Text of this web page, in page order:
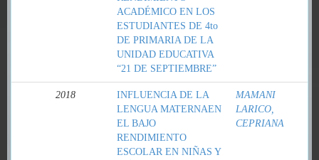
ACADÉMICO EN LOS
ESTUDIANTES DE 4to
DE PRIMARIA DE LA
UNIDAD EDUCATIVA
“21 DE SEPTIEMBRE”
2018
INFLUENCIA DE LA
LENGUA MATERNAEN
EL BAJO
RENDIMIENTO
ESCOLAR EN NIÑAS Y
MAMANI
LARICO,
CEPRIANA